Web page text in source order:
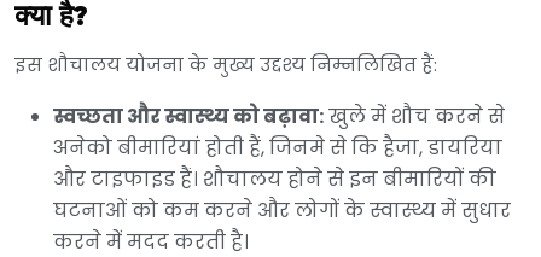
क्या है?
इस शौचालय योजना के मुख्य उद्दश्य निम्नलिखित हैं:
स्वच्छता और स्वास्थ्य को बढ़ावा:खुले में शौच करने से
अनेको बीमारियां होती हैं, जिनमे से कि हैजा, डायरिया
और टाइफाइड हैं। शौचालय होने से इन बीमारियों की
घटनाओं को कम करने और लोगों के स्वास्थ्य में सुधार
करने में मदद करती है।